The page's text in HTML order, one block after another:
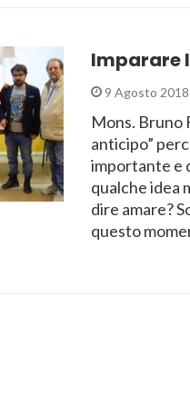
Imparare
9 Agosto 2018
Mons. Bruno
anticipo”
importante e
qualche idea
dire amare?
questo